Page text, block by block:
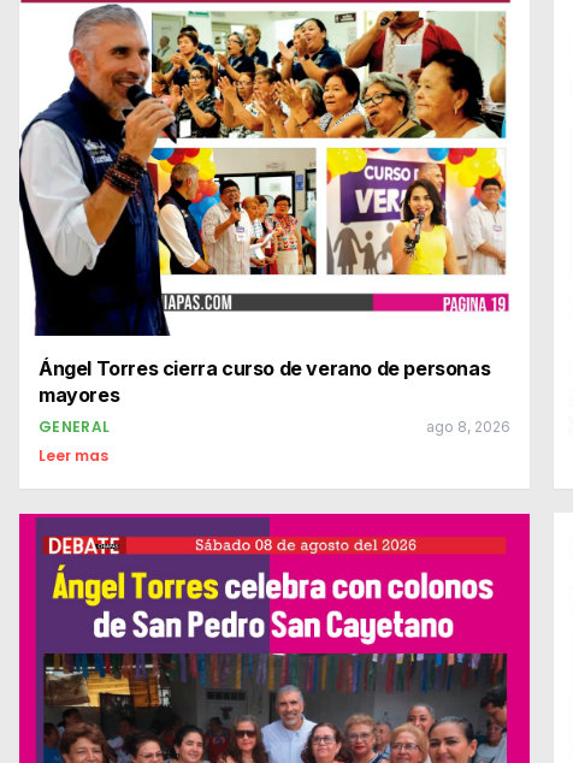
Ángel Torres cierra curso de verano de personas
mayores
GENERAL ago 8, 2026
Leer mas